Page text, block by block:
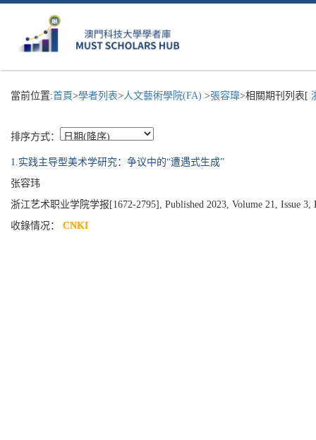
當前位置:首頁>學者列表>人文藝術學院(FA) >張容瑋>相關期刊列表[
排序方式：
1.实践主导型美术学研究：争议中的“遭遇式生成”
张容玮
浙江艺术职业学院学报[1672-2795], Published 2023, Volume 21, Issue 3,
收錄情况： CNKI